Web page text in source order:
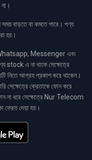
বাড়তে বা কমতে পারে। পণ্য
হয়।
Whatsapp, Messenger এবং
stock এ না থাকে সেক্ষেত্রে
নিতে আগ্রহ প্রকাশ করে থাকেন।
সেক্ষেত্রে ক্রেতাকে ফোন করে
না ধরে সেক্ষেত্রে Nur Telecom
ফেরত দেয়া হয়।